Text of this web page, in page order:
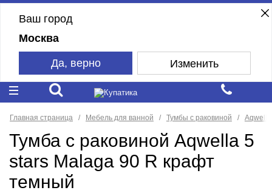
Ваш город
Москва
Да, верно Изменить
Главная страница Мебель для ванной Тумбы с раковиной
Тумба с раковиной Aqwella 5
stars Malaga 90 R крафт
темный